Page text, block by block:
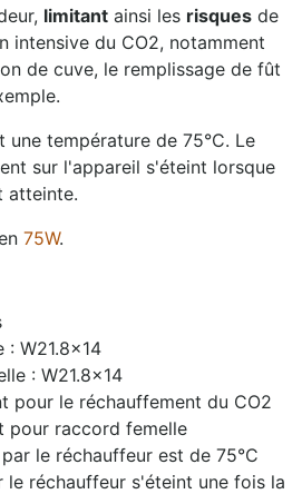
limitant ainsi les risques de
intensive du CO2, notamment
de cuve, le remplissage de fût
température de 75°C. Le
sur l'appareil s'éteint lorsque
atteinte.
75W.
: W21.8x14
: W21.8x14
pour le réchauffement du CO2
pour raccord femelle
le réchauffeur est de 75°C
le réchauffeur s'éteint une fois la